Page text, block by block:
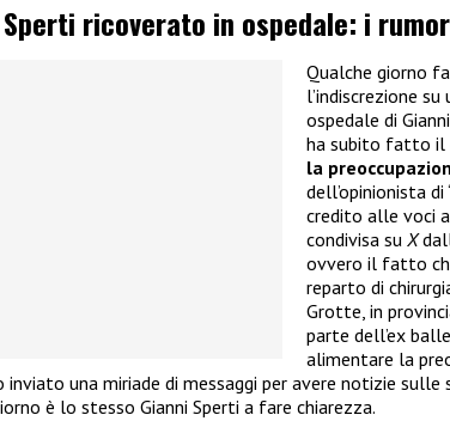
Sperti ricoverato in ospedale: i
Qualche giorno
l’indiscrezione
ospedale di
ha subito fatto il
la
dell’opinionista di
credito alle voci
condivisa su X
ovvero il fatto
reparto di
Grotte, in
parte dell’ex
alimentare la
inviato una miriade di messaggi per avere notizie sulle
è lo stesso Gianni Sperti a fare chiarezza.